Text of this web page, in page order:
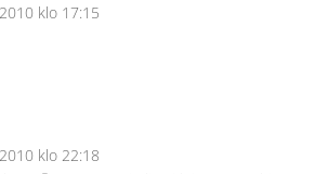
klo 17:15
klo 22:18